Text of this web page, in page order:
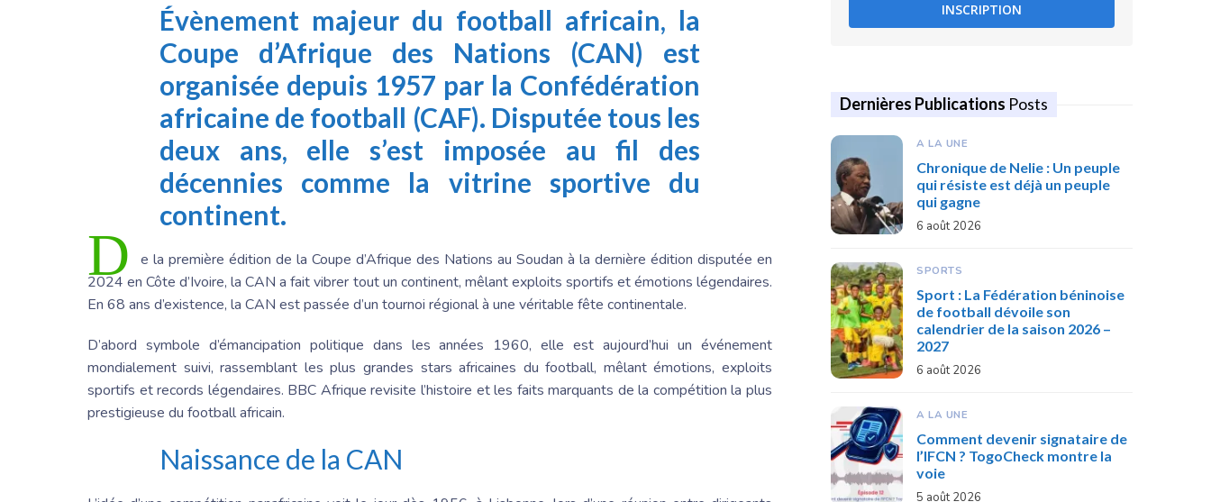
Évènement majeur du football africain, la
Coupe d’Afrique des Nations (CAN) est
organisée depuis 1957 par la Confédération
africaine de football (CAF). Disputée tous les
deux ans, elle s’est imposée au fil des
décennies comme la vitrine sportive du
continent.
D e la première édition de la Coupe d’Afrique des Nations au Soudan à la dernière édition disputée en
2024 en Côte d’Ivoire, la CAN a fait vibrer tout un continent, mêlant exploits sportifs et émotions légendaires.
En 68 ans d’existence, la CAN est passée d’un tournoi régional à une véritable fête continentale.
D’abord symbole d’émancipation politique dans les années 1960, elle est aujourd’hui un événement
mondialement suivi, rassemblant les plus grandes stars africaines du football, mêlant émotions, exploits
sportifs et records légendaires. BBC Afrique revisite l’histoire et les faits marquants de la compétition la plus
prestigieuse du football africain.
Naissance de la CAN
INSCRIPTION
Dernières Publications Posts
A LA UNE
Chronique de Nelie : Un peuple
qui résiste est déjà un peuple
qui gagne
6 août 2026
SPORTS
Sport : La Fédération béninoise
de football dévoile son
calendrier de la saison 2026 –
2027
6 août 2026
A LA UNE
Comment devenir signataire de
l’IFCN ? TogoCheck montre la
voie
5 août 2026